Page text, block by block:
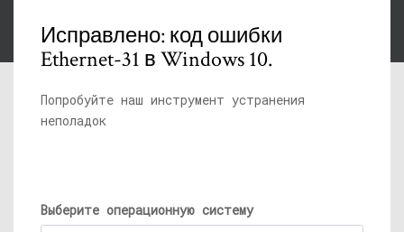
Исправлено: код ошибки
Ethernet-31 в Windows 10.
Попробуйте наш инструмент устранения
неполадок
Выберите операционную систему